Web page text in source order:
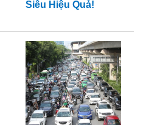
Siêu Hiệu Quả!